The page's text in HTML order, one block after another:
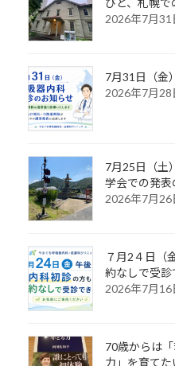
2026年7月31
7月31日（金
2026年7月28
7月25日（土
学会での発表
2026年7月26
７月2４日（
約なしで受診
2026年7月16
70歳からは
力」を育てた